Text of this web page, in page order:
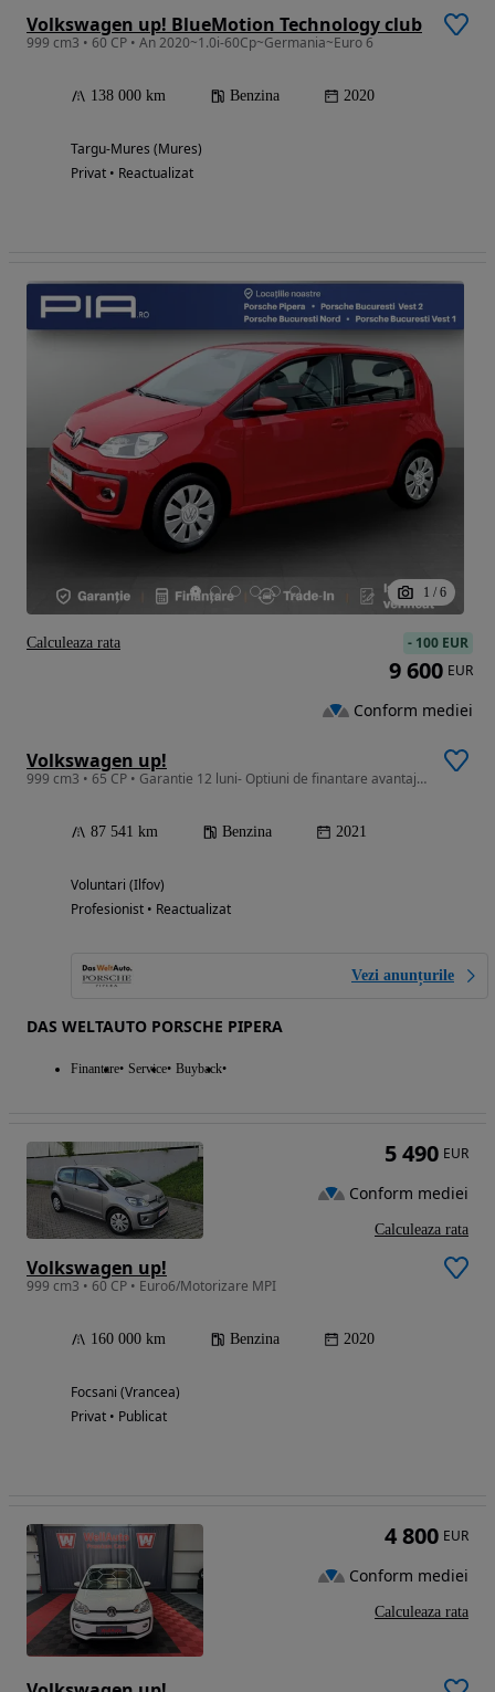
Volkswagen up! BlueMotion Technology club
999 cm3 • 60 CP • An 2020~1.0i-60Cp~Germania~Euro 6
138 000 km Benzina 2020
Targu-Mures (Mures)
Privat • Reactualizat
1 / 6
Volkswagen up!
999 cm3 • 65 CP • Garantie 12 luni- Optiuni de finantare avantajoase
87 541 km Benzina 2021
Voluntari (Ilfov)
Profesionist • Reactualizat
Vezi anunțurile
DAS WELTAUTO PORSCHE PIPERA
Finantare Service Buyback
- 100 EUR
9 600 EUR
Conform mediei
Calculeaza rata
Volkswagen up!
999 cm3 • 60 CP • Euro6/Motorizare MPI
160 000 km Benzina 2020
Focsani (Vrancea)
Privat • Publicat
5 490 EUR
Conform mediei
Calculeaza rata
4 800 EUR
Conform mediei
Calculeaza rata